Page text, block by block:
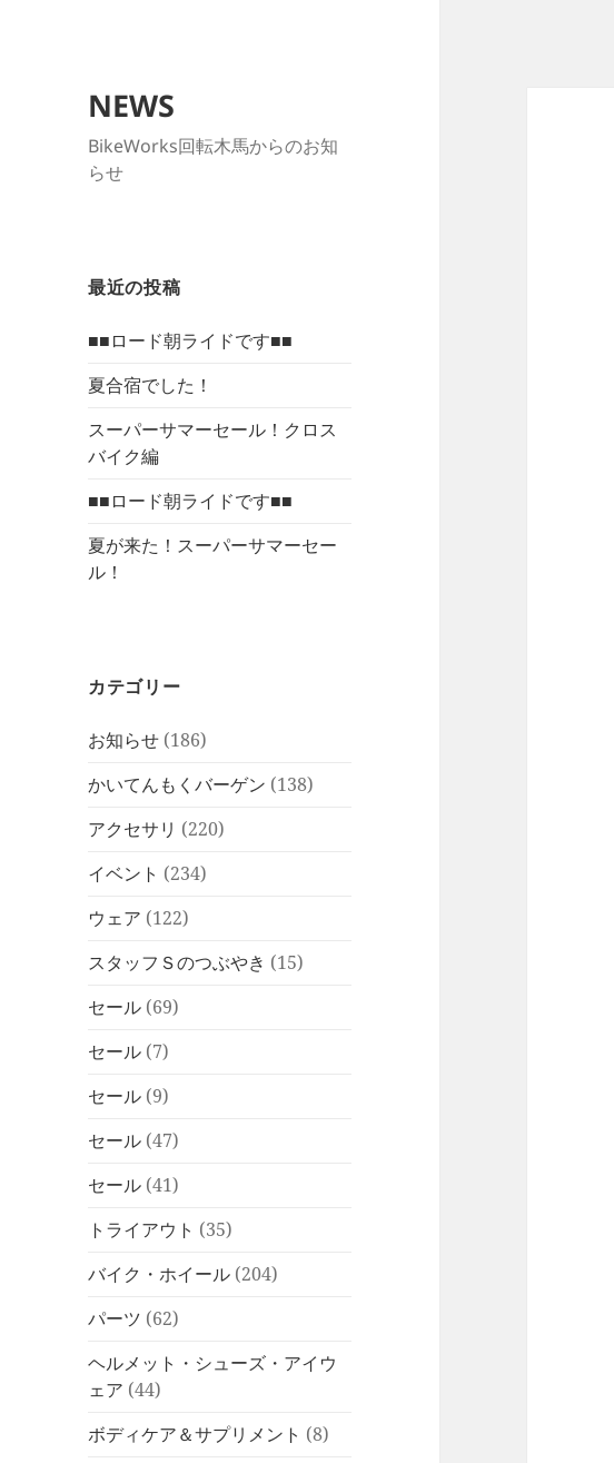
NEWS
BikeWorks回転木馬からのお知
らせ
最近の投稿
■■ロード朝ライドです■■
夏合宿でした！
スーパーサマーセール！クロス
バイク編
■■ロード朝ライドです■■
夏が来た！スーパーサマーセー
ル！
カテゴリー
お知らせ (186)
かいてんもくバーゲン (138)
アクセサリ (220)
イベント (234)
ウェア (122)
スタッフＳのつぶやき (15)
セール (69)
セール (7)
セール (9)
セール (47)
セール (41)
トライアウト (35)
バイク・ホイール (204)
パーツ (62)
ヘルメット・シューズ・アイウ
ェア (44)
ボディケア＆サプリメント (8)